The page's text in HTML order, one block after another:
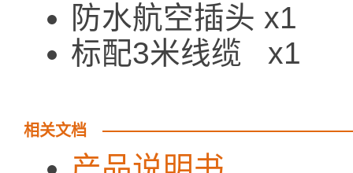
防水航空插头 x1
标配3米线缆 x1
相关文档